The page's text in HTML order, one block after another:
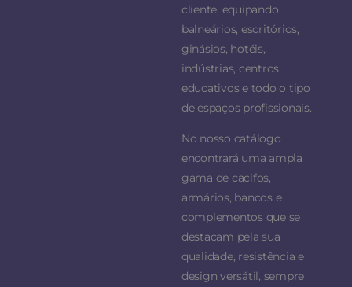
cliente, equipando
balneários, escritórios,
ginásios, hotéis,
indústrias, centros
educativos e todo o tipo
de espaços profissionais.
No nosso catálogo
encontrará uma ampla
gama de cacifos,
armários, bancos e
complementos que se
destacam pela sua
qualidade, resistência e
design versátil, sempre